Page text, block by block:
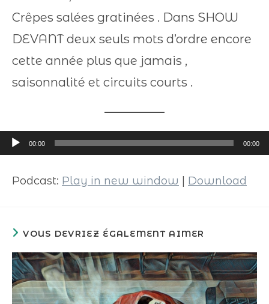
Crêpes salées gratinées . Dans SHOW
DEVANT deux seuls mots d’ordre encore
cette année plus que jamais ,
saisonnalité et circuits courts .
Lecteur
audio
00:00 00:00
Podcast: Play in new window Download
VOUS DEVRIEZ ÉGALEMENT AIMER